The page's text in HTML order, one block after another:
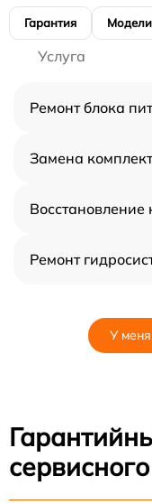
Гарантия Модели
Услуга
Ремонт блока
Замена
Восстановление
Ремонт
У